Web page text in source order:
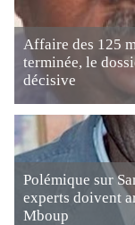
Affaire des 125
terminée, le
décisive
Polémique sur
experts doivent
Mboup